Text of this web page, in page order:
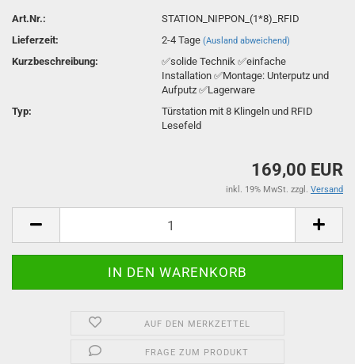
Art.Nr.:
STATION_NIPPON_(1*8)_RFID
Lieferzeit:
2-4 Tage(Ausland abweichend)
Kurzbeschreibung:
✅solide Technik ✅einfache
Installation ✅Montage: Unterputz und
Aufputz ✅Lagerware
Typ:
Türstation mit 8 Klingeln und RFID
Lesefeld
169,00 EUR
inkl. 19% MwSt. zzgl. Versand
AUF DEN MERKZETTEL
FRAGE ZUM PRODUKT